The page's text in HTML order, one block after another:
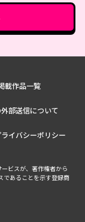
載作品一覧
部送信について
ライバシーポリシー
ビスが、著作権者から
であることを示す登録商